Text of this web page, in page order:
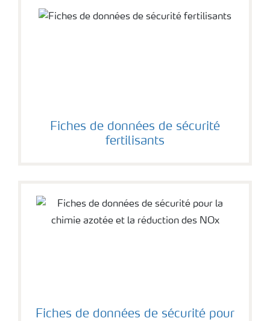
Fiches de données de sécurité
Fiches de données de sécurité
fertilisants
Fiches de données de sécurité pour